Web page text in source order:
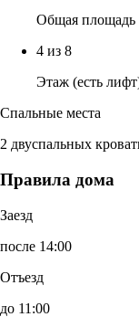
Общая площадь
4 из 8
Этаж (есть
Спальные места
2 двуспальных
Правила дома
Заезд
после 14:00
Отъезд
до 11:00